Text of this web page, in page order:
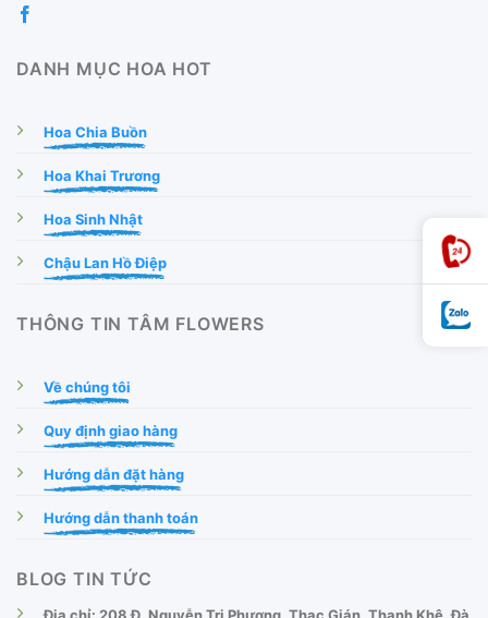
DANH MỤC HOA HOT
Hoa Chia Buồn
Hoa Khai Trương
Hoa Sinh Nhật
Chậu Lan Hồ Điệp
THÔNG TIN TÂM FLOWERS
Về chúng tôi
Quy định giao hàng
Hướng dẫn đặt hàng
Hướng dẫn thanh toán
BLOG TIN TỨC